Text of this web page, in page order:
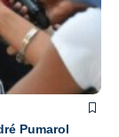
Pumarol